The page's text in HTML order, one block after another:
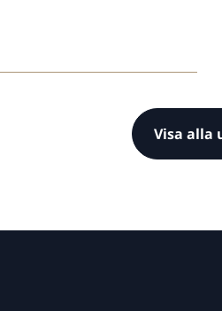
Visa alla